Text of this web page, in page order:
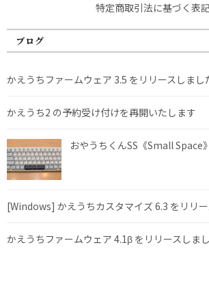
特定商取引法に基づく表
ブログ
かえうちファームウェア 3.5 をリリースしまし
かえうち2 の予約受け付けを再開いたします
おやうちくんSS《Small Space
[Windows] かえうちカスタマイズ 6.3 をリリ
かえうちファームウェア 4.1β をリリースしま